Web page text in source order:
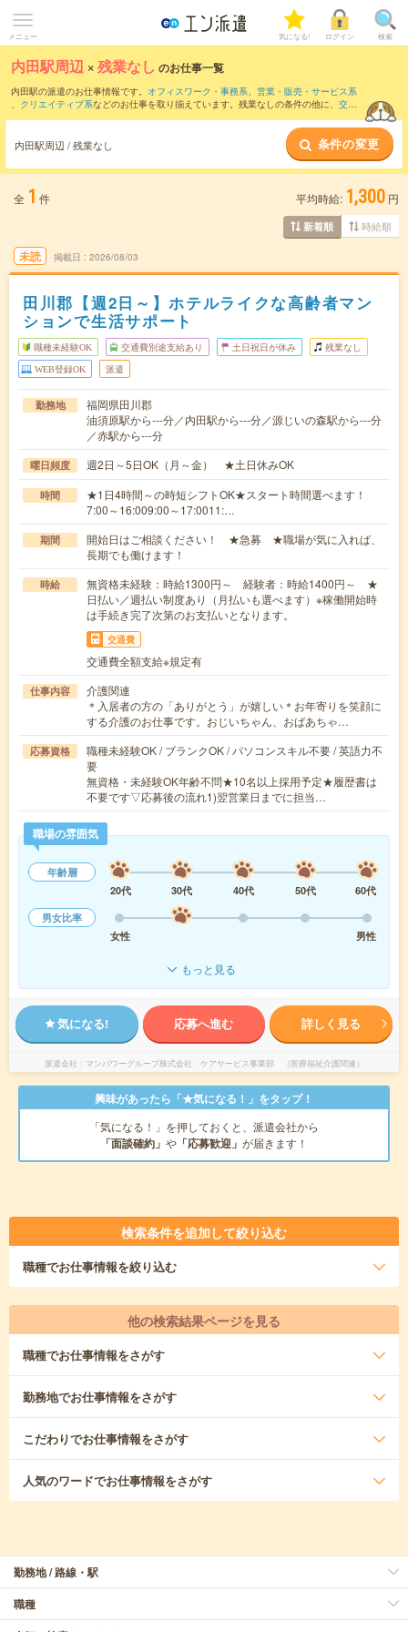
メニュー 気になる! ログイン 検索
内田駅周辺 ×残業なし のお仕事一覧
内田駅の派遣のお仕事情報です。 オフィスワーク・事務系、 営業・販売・サービス系
、 クリエイティブ系などのお仕事を取り揃えています。残業なしの条件の他に、 交通
内田駅周辺 / 残業なし 条件の変更
全 1 件 平均時給: 1,300 円
新着順 時給順
未読 掲載日 2026/08/03
田川郡【週2日～】ホテルライクな高齢者マン
ションで生活サポート
職種未経験OK 交通費別途支給あり 土日祝日が休み 残業なし
WEB登録OK 派遣
勤務地
福岡県田川郡
油須原駅から---分／内田駅から---分／源じいの森駅から---分
／赤駅から---分
曜日頻度 週2日～5日OK（月～金） ★土日休みOK
時間
★1日4時間～の時短シフトOK★スタート時間選べます！
7:00～16:009:00～17:0011:…
期間
開始日はご相談ください！ ★急募 ★職場が気に入れば、
長期でも働けます！
時給
無資格未経験：時給1300円～ 経験者：時給1400円～ ★
日払い／週払い制度あり（月払いも選べます）※稼働開始時
は手続き完了次第のお支払いとなります。
交通費
交通費全額支給※規定有
仕事内容
介護関連
＊入居者の方の「ありがとう」が嬉しい＊お年寄りを笑顔に
する介護のお仕事です。おじいちゃん、おばあちゃ…
応募資格
職種未経験OK / ブランクOK / パソコンスキル不要 / 英語力不
要
無資格・未経験OK年齢不問★10名以上採用予定★履歴書は
不要です▽応募後の流れ1)翌営業日までに担当…
職場の雰囲気
年齢層
20代
30代 40代 50代
60代
男女比率
女性
男性
もっと見る
気になる! 応募へ進む 詳しく見る
派遣会社 マンパワーグループ株式会社 ケアサービス事業部 （医療福祉介護関連）
興味があったら「★気になる！」をタップ！
「気になる！」を押しておくと、派遣会社から
「面談確約」 や 「応募歓迎」 が届きます！
検索条件を追加して絞り込む
職種でお仕事情報を絞り込む
他の検索結果ページを見る
職種でお仕事情報をさがす
勤務地でお仕事情報をさがす
こだわりでお仕事情報をさがす
人気のワードでお仕事情報をさがす
勤務地 / 路線・駅
職種